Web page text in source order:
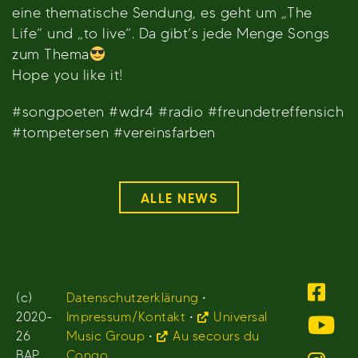
eine thematische Sendung, es geht um „The
Life“ und „to live“. Da gibt’s jede Menge Songs
zum Thema
Hope you like it!
#songpoeten #wdr4 #radio #freundetreffensich
#tompetersen #vereinsfarben
ALLE NEWS
(c)
2020-
26
Datenschutzerklärung •
Impressum/Kontakt •
Universal
Music Group •
Au secours du